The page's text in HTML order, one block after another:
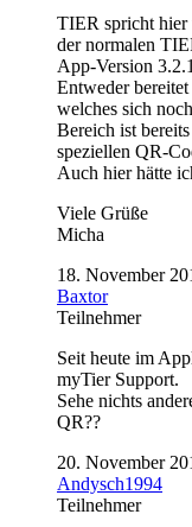
TIER spricht hier
der normalen
App-Version
Entweder
welches sich
Bereich ist
speziellen QR-
Auch hier hätte
Viele Grüße
Micha
18. November
Baxtor
Teilnehmer
Seit heute im
myTier Support.
Sehe nichts
QR??
20. November
Andysch1994
Teilnehmer